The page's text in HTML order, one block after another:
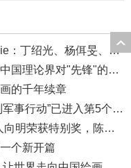
· 色彩之外 Au delà de la polychromie：丁绍光、杨佴旻、Alain Cardenas·Castro巴黎展
· 杨佴旻：迷雾中的混淆——几十年中国理论界对"先锋"的误读，对创作的误导
的千年续章
· 2026年4月23日俄罗斯发动的“特别军事行动”已进入第5个年头，俄乌局势最新综述
· 2025北京文艺网诗人奖：98岁诗人向明荣获特别奖，陈东东荣获诗人奖，茱萸荣获年度诗人奖！
个新开篇